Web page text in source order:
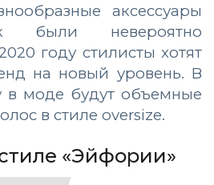
аксессуары
были невероятно
году стилисты хотят
на новый уровень. В
в моде будут объемные
в стиле oversize.
«Эйфории»